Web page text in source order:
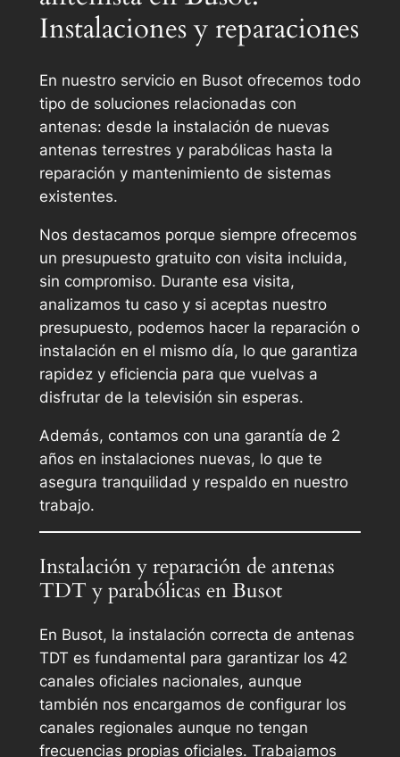
Instalaciones y reparaciones
En nuestro servicio en Busot ofrecemos todo
tipo de soluciones relacionadas con
antenas: desde la instalación de nuevas
antenas terrestres y parabólicas hasta la
reparación y mantenimiento de sistemas
existentes.
Nos destacamos porque siempre ofrecemos
un presupuesto gratuito con visita incluida,
sin compromiso. Durante esa visita,
analizamos tu caso y si aceptas nuestro
presupuesto, podemos hacer la reparación o
instalación en el mismo día, lo que garantiza
rapidez y eficiencia para que vuelvas a
disfrutar de la televisión sin esperas.
Además, contamos con una garantía de 2
años en instalaciones nuevas, lo que te
asegura tranquilidad y respaldo en nuestro
trabajo.
Instalación y reparación de antenas
TDT y parabólicas en Busot
En Busot, la instalación correcta de antenas
TDT es fundamental para garantizar los 42
canales oficiales nacionales, aunque
también nos encargamos de configurar los
canales regionales aunque no tengan
frecuencias propias oficiales. Trabajamos